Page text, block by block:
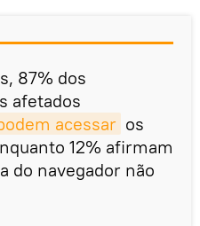
87% dos
afetados
acessar os
12% afirmam
do navegador não